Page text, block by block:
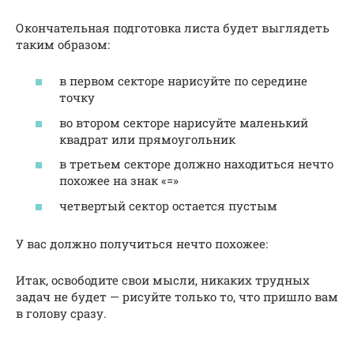
Окончательная подготовка листа будет выглядеть
таким образом:
в первом секторе нарисуйте по середине
точку
во втором секторе нарисуйте маленький
квадрат или прямоугольник
в третьем секторе должно находиться нечто
похожее на знак «=»
четвертый сектор остается пустым
У вас должно получиться нечто похожее:
Итак, освободите свои мысли, никаких трудных
задач не будет — рисуйте только то, что пришло вам
в голову сразу.